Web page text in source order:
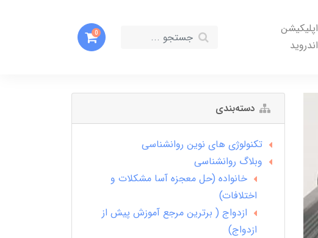
اپلیکیشن
اندروید
0
دسته‌بندی
تکنولوژی های نوین روانشناسی
وبلاگ روانشناسی
خانواده (حل معجزه آسا مشکلات و
اختلافات)
ازدواج ( برترین مرجع آموزش پیش از
ازدواج)